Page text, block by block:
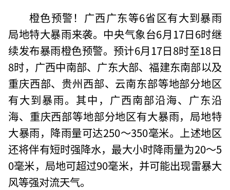
橙色预警！广西广东等6省区有大到暴雨
局地特大暴雨来袭。中央气象台6月17日6时继
续发布暴雨橙色预警。预计6月17日8时至18日
8时，广西中南部、广东大部、福建东南部以及
重庆西部、贵州西部、云南东部等地部分地区
有大到暴雨。其中，广西南部沿海、广东沿
海、重庆西部等地部分地区有大暴雨，局地特
大暴雨，降雨量可达250～350毫米。上述地区
还将伴有短时强降水，最大小时降雨量为20～5
0毫米，局地可超过90毫米，并可能出现雷暴大
风等强对流天气。